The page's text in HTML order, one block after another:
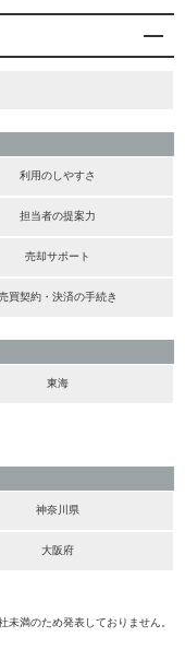
利用のしやすさ
担当者の提案力
売却サポート
買契約・決済の手続き
東海
神奈川県
大阪府
満のため発表しておりません。